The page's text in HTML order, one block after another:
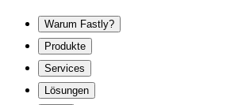
Warum Fastly?
Produkte
Services
Lösungen